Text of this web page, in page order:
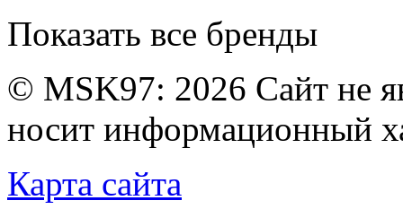
Показать все бренды
© MSK97: 2026 Сайт не
носит информационный
Карта сайта